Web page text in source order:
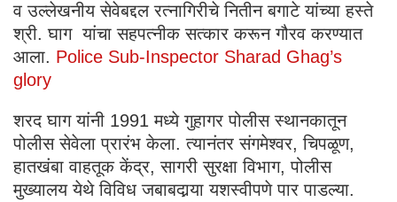
व उल्लेखनीय सेवेबद्दल रत्नागिरीचे नितीन बगाटे यांच्या हस्ते
श्री. घाग यांचा सहपत्नीक सत्कार करून गौरव करण्यात
आला. Police Sub-Inspector Sharad Ghag’s
glory
शरद घाग यांनी 1991 मध्ये गुहागर पोलीस स्थानकातून
पोलीस सेवेला प्रारंभ केला. त्यानंतर संगमेश्वर, चिपळूण,
हातखंबा वाहतूक केंद्र, सागरी सुरक्षा विभाग, पोलीस
मुख्यालय येथे विविध जबाबदार्‍या यशस्वीपणे पार पाडल्या.